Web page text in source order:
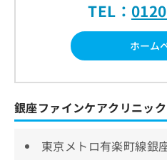
TEL：
ホーム
銀座ファインケアクリニッ
東京メトロ有楽町線銀